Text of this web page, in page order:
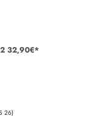
32,90€*
26)